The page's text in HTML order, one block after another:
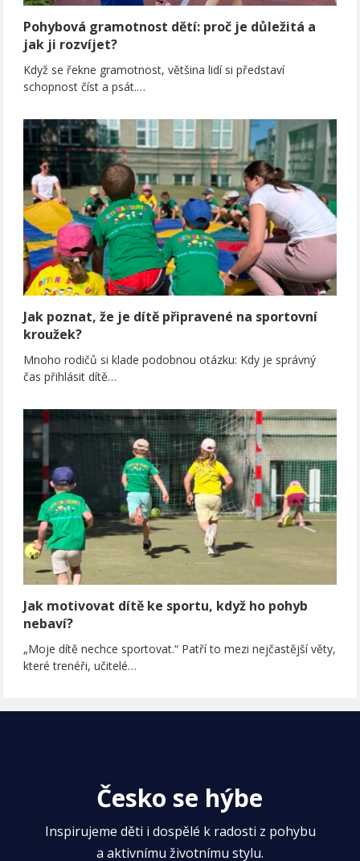
Pohybová gramotnost dětí: proč je důležitá a
jak ji rozvíjet?
Když se řekne gramotnost, většina lidí si představí
schopnost číst a psát.…
Jak poznat, že je dítě připravené na sportovní
kroužek?
Mnoho rodičů si klade podobnou otázku: Kdy je správný
čas přihlásit dítě…
Jak motivovat dítě ke sportu, když ho pohyb
nebaví?
„Moje dítě nechce sportovat.“ Patří to mezi nejčastější věty,
které trenéři, učitelé…
Česko se hýbe
Inspirujeme děti i dospělé k radosti z pohybu
a aktivnímu životnímu stylu.